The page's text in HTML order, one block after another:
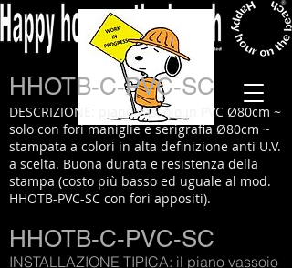
HHOTB-C-PVC-SC
DESCRIZIONE: piano vassoio in PVC Ø80cm ~
solo con fori maniglie e serigrafia Ø80cm ~
stampata a colori in alta definizione anti U.V.
a scelta. Buona durata e resistenza della
stampa (costo più basso ed uguale al mod.
HHOTB-PVC-SC con fori appositi).
HHOTB-C-PVC-SC
INSTALLAZIONE TIPICA: il piano vassoio